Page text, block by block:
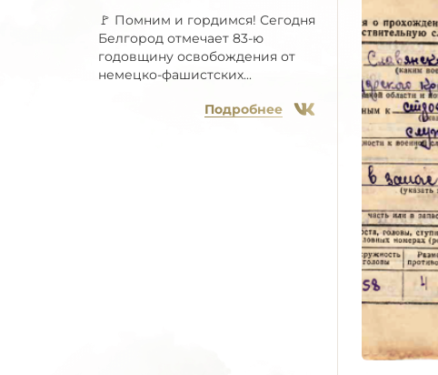
🚩 Помним и гордимся! Сегодня
Белгород отмечает 83-ю
годовщину освобождения от
немецко-фашистских...
Подробнее